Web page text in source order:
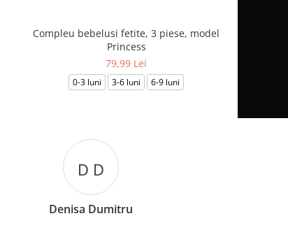
Compleu bebelusi fetite, 3 piese, model
Princess
79,99 Lei
0-3 luni 3-6 luni 6-9 luni
Bianca Burcuta